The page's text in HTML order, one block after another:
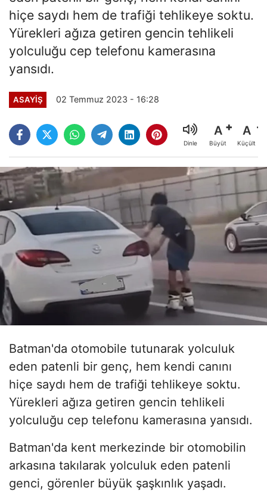
hiçe saydı hem de trafiği tehlikeye soktu.
Yürekleri ağıza getiren gencin tehlikeli
yolculuğu cep telefonu kamerasına
yansıdı.
ASAYİŞ 02 Temmuz 2023 - 16:28
Dinle
A
Büyüt
A
Küçült
Batman'da otomobile tutunarak yolculuk
eden patenli bir genç, hem kendi canını
hiçe saydı hem de trafiği tehlikeye soktu.
Yürekleri ağıza getiren gencin tehlikeli
yolculuğu cep telefonu kamerasına yansıdı.
Batman'da kent merkezinde bir otomobilin
arkasına takılarak yolculuk eden patenli
genci, görenler büyük şaşkınlık yaşadı.